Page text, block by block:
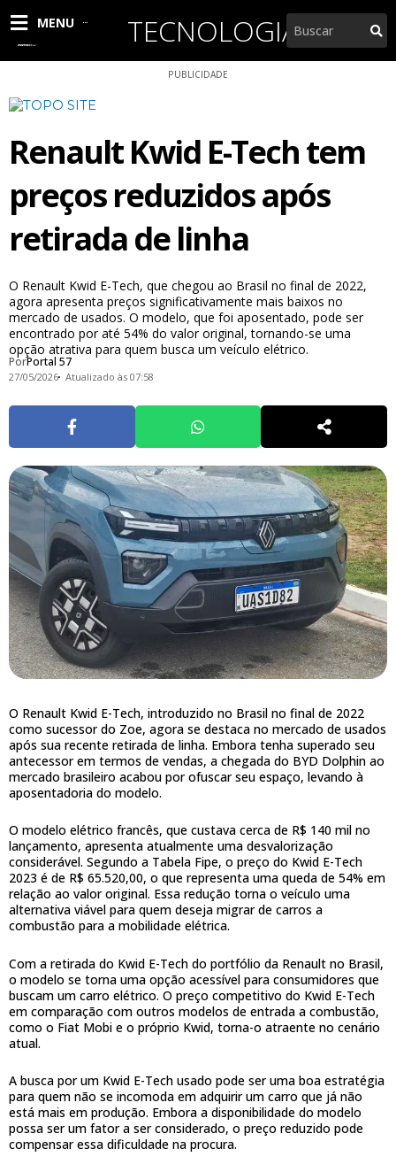
para
MENU TECNOLOGIAPesquisar
PUBLICIDADE
Renault Kwid E-Tech tem
preços reduzidos após
retirada de linha
O Renault Kwid E-Tech, que chegou ao Brasil no final de 2022,
agora apresenta preços significativamente mais baixos no
mercado de usados. O modelo, que foi aposentado, pode ser
encontrado por até 54% do valor original, tornando-se uma
opção atrativa para quem busca um veículo elétrico.
PorPortal 57
27/05/2026 Atualizado às 07:58
O Renault Kwid E-Tech, introduzido no Brasil no final de 2022
como sucessor do Zoe, agora se destaca no mercado de usados
após sua recente retirada de linha. Embora tenha superado seu
antecessor em termos de vendas, a chegada do BYD Dolphin ao
mercado brasileiro acabou por ofuscar seu espaço, levando à
aposentadoria do modelo.
O modelo elétrico francês, que custava cerca de R$ 140 mil no
lançamento, apresenta atualmente uma desvalorização
considerável. Segundo a Tabela Fipe, o preço do Kwid E-Tech
2023 é de R$ 65.520,00, o que representa uma queda de 54% em
relação ao valor original. Essa redução torna o veículo uma
alternativa viável para quem deseja migrar de carros a
combustão para a mobilidade elétrica.
Com a retirada do Kwid E-Tech do portfólio da Renault no Brasil,
o modelo se torna uma opção acessível para consumidores que
buscam um carro elétrico. O preço competitivo do Kwid E-Tech
em comparação com outros modelos de entrada a combustão,
como o Fiat Mobi e o próprio Kwid, torna-o atraente no cenário
atual.
A busca por um Kwid E-Tech usado pode ser uma boa estratégia
para quem não se incomoda em adquirir um carro que já não
está mais em produção. Embora a disponibilidade do modelo
possa ser um fator a ser considerado, o preço reduzido pode
compensar essa dificuldade na procura.